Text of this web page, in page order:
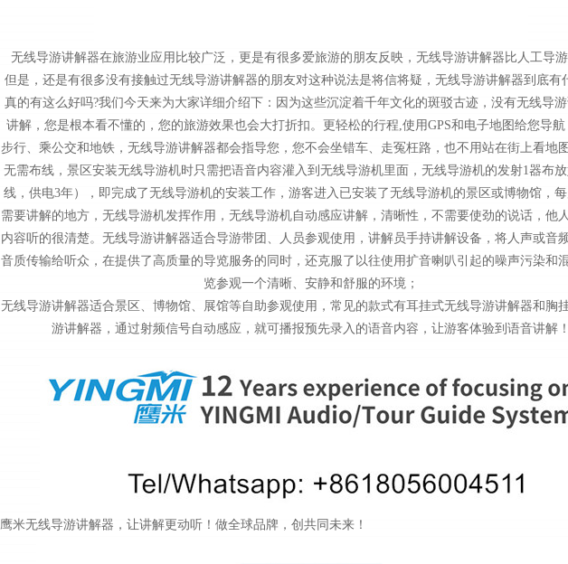
无线导游讲解器在旅游业应用比较广泛，更是有很多爱旅游的朋友反映，无线导游讲解器比人工导游
但是，还是有很多没有接触过无线导游讲解器的朋友对这种说法是将信将疑，无线导游讲解器到底有
真的有这么好吗?我们今天来为大家详细介绍下：因为这些沉淀着千年文化的斑驳古迹，没有无线导
讲解，您是根本看不懂的，您的旅游效果也会大打折扣。更轻松的行程,使用GPS和电子地图给您导航
步行、乘公交和地铁，无线导游讲解器都会指导您，您不会坐错车、走冤枉路，也不用站在街上看地图
无需布线，景区安装无线导游机时只需把语音内容灌入到无线导游机里面，无线导游机的发射1器布
线，供电3年），即完成了无线导游机的安装工作，游客进入已安装了无线导游机的景区或博物馆，
需要讲解的地方，无线导游机发挥作用，无线导游机自动感应讲解，清晰性，不需要使劲的说话，他
内容听的很清楚。 无线导游讲解器适合导游带团、人员参观使用，讲解员手持讲解设备，将人声或音
音质传输给听众，在提供了高质量的导览服务的同时，还克服了以往使用扩音喇叭引起的噪声污染和
览参观一个清晰、安静和舒服的环境；
无线导游讲解器适合景区、博物馆、展馆等自助参观使用，常见的款式有耳挂式无线导游讲解器和胸
游讲解器，通过射频信号自动感应，就可播报预先录入的语音内容，让游客体验到语音讲解！
鹰米无线导游讲解器 ，让讲解更动听！做全球品牌，创共同未来！